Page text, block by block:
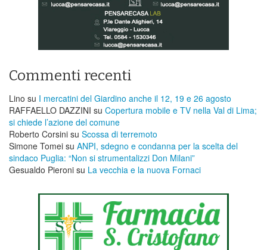
Commenti recenti
Lino su I mercatini del Giardino anche il 12, 19 e 26 agosto
RAFFAELLO DAZZINI su ​Copertura mobile e TV nella Val di Lima;
si chiede l’azione del comune
Roberto Corsini su Scossa di terremoto
Simone Tomei su ANPI, sdegno e condanna per la scelta del
sindaco Puglia: “Non si strumentalizzi Don Milani”
Gesualdo Pieroni su La vecchia e la nuova Fornaci